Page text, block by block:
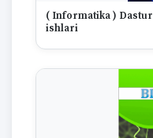
( Informatika )
ishlari